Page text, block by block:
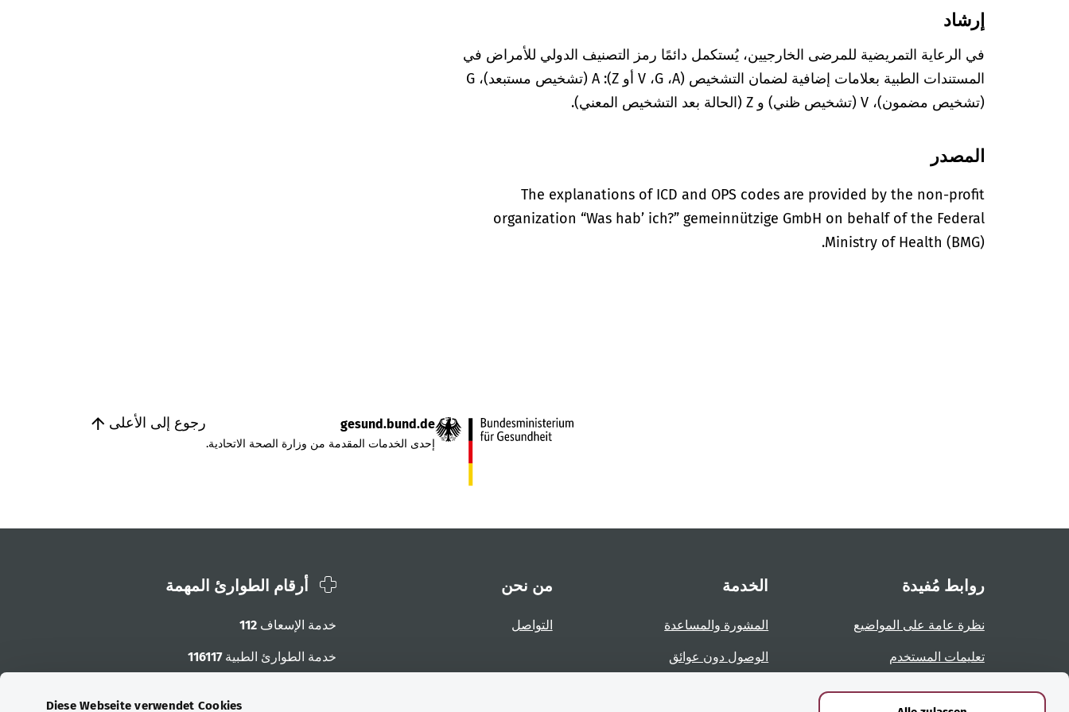
Diese Webseite verwendet Cookies
إرشاد
في الرعاية التمريضية للمرضى الخارجيين، يُستكمل دائمًا رمز التصنيف الدولي للأمراض في
المستندات الطبية بعلامات إضافية لضمان التشخيص (A‏، G‏، V أو Z): A (تشخيص مستبعد)، G
(تشخيص مضمون)، V (تشخيص ظني) و Z (الحالة بعد التشخيص المعني).
المصدر
The explanations of ICD and OPS codes are provided by the non-profit
organization “Was hab’ ich?” gemeinnützige GmbH on behalf of the Federal
Ministry of Health (BMG).
رجوع إلى الأعلى gesund.bund.de
إحدى الخدمات المقدمة من وزارة الصحة الاتحادية.
روابط مُفيدة
نظرة عامة على المواضيع
تعليمات المستخدم
نظرة عامة على الصفحات
الخدمة
المشورة والمساعدة
الوصول دون عوائق
من نحن
التواصل
أرقام الطوارئ المهمة
خدمة الإسعاف 112
خدمة الطوارئ الطبية116117